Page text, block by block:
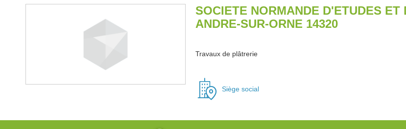
SOCIETE NORMANDE D'ETUDES ET
ANDRE-SUR-ORNE 14320
Travaux de plâtrerie
Siège social